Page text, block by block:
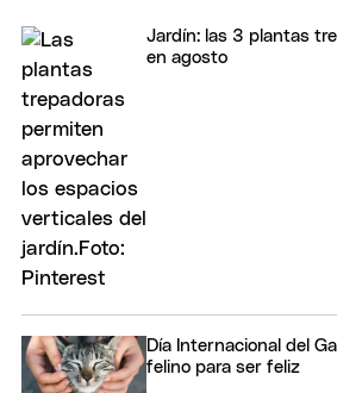
Jardín: las 3 plantas
en agosto
Día Internacional del
felino para ser feliz